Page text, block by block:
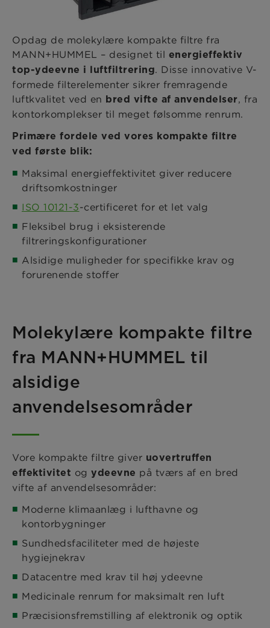
Opdag de molekylære kompakte filtre fra
MANN+HUMMEL – designet til energieffektiv
top-ydeevne i luftfiltrering. Disse innovative V-
formede filterelementer sikrer fremragende
luftkvalitet ved en bred vifte af anvendelser, fra
kontorkomplekser til meget følsomme renrum.
Primære fordele ved vores kompakte filtre
ved første blik:
Maksimal energieffektivitet giver reducere
driftsomkostninger
​​​ISO 10121-3-certificeret for et let valg
Fleksibel brug i eksisterende
filtreringskonfigurationer
Alsidige muligheder for specifikke krav og
forurenende stoffer
Molekylære kompakte filtre
fra MANN+HUMMEL til
alsidige
anvendelsesområder
Vore kompakte filtre giver uovertruffen
effektivitet og ydeevne på tværs af en bred
vifte af anvendelsesområder:
Moderne klimaanlæg i lufthavne og
kontorbygninger
Sundhedsfaciliteter med de højeste
hygiejnekrav
Datacentre med krav til høj ydeevne
Medicinale renrum for maksimalt ren luft
Præcisionsfremstilling af elektronik og optik